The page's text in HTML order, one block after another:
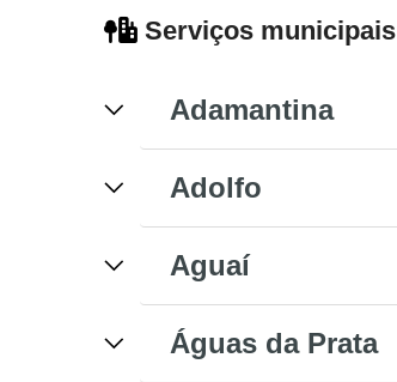
Serviços municipais
Adamantina
Adolfo
Aguaí
Águas da Prata